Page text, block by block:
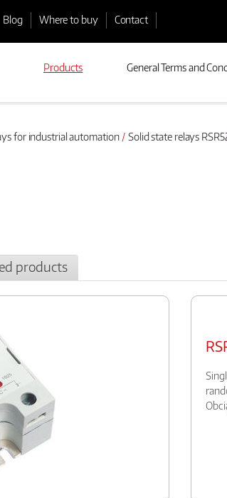
Blog Where to buy Contact
Products General Terms and
for industrial automation Solid state relays
products